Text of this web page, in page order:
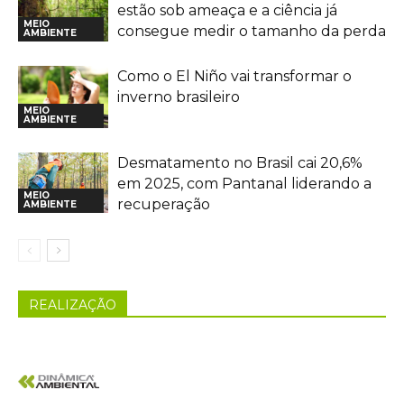
MEIO
AMBIENTE
estão sob ameaça e a ciência já
consegue medir o tamanho da perda
MEIO
AMBIENTE
Como o El Niño vai transformar o
inverno brasileiro
MEIO
AMBIENTE
Desmatamento no Brasil cai 20,6%
em 2025, com Pantanal liderando a
recuperação
REALIZAÇÃO